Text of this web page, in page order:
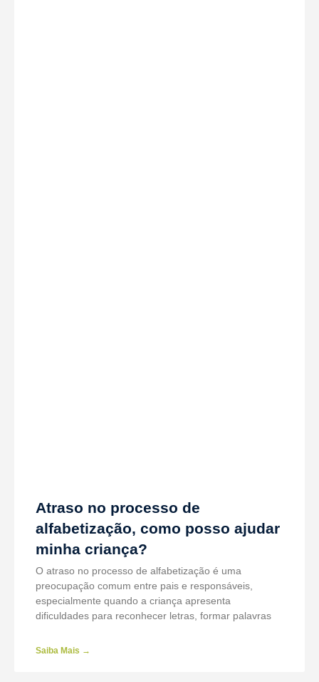
Atraso no processo de
alfabetização, como posso ajudar
minha criança?
O atraso no processo de alfabetização é uma
preocupação comum entre pais e responsáveis,
especialmente quando a criança apresenta
dificuldades para reconhecer letras, formar palavras
Saiba Mais →